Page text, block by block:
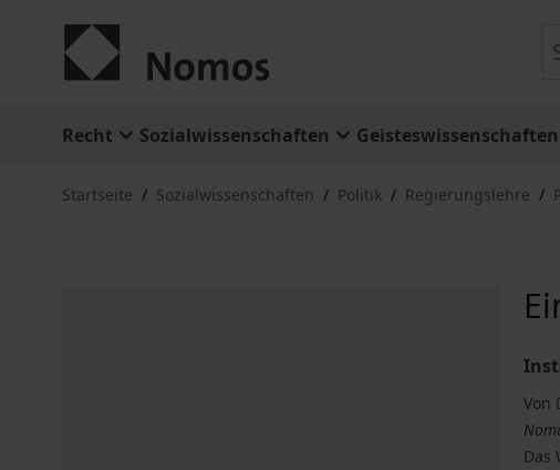
Recht Sozialwissenschaften Geisteswissenschaften
Startseite / Sozialwissenschaften / Politik / Regierungslehre /
Von
Das